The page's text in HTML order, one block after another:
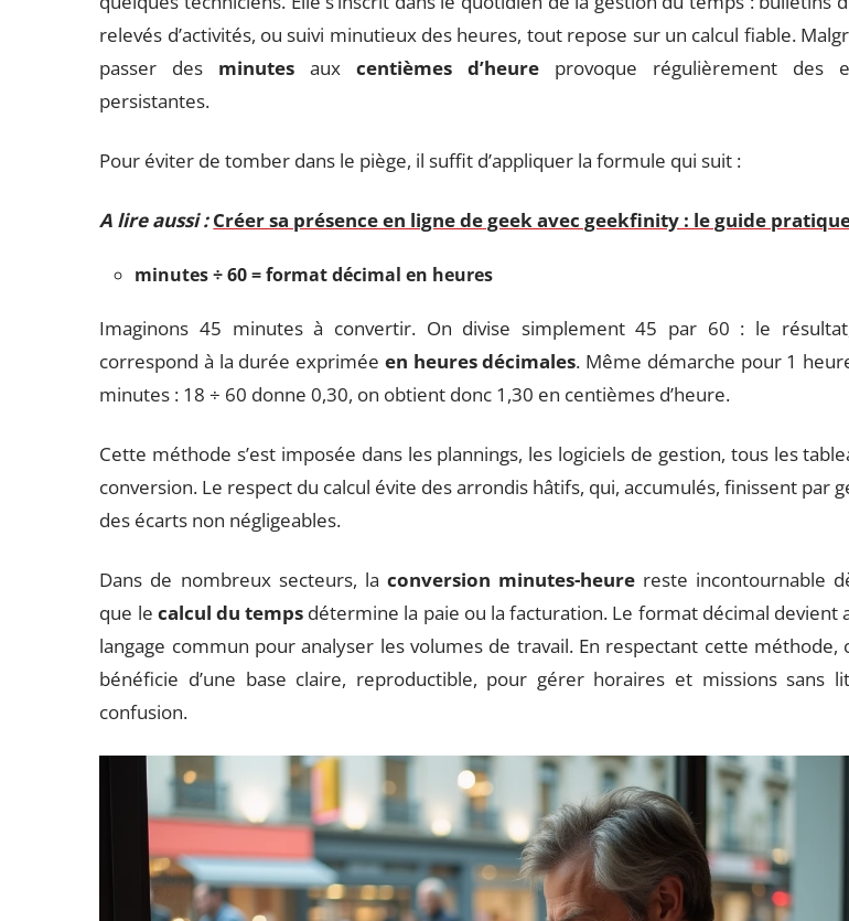
relevés d’activités, ou suivi minutieux des heures, tout repose sur un calcul fiable.
passer des minutes auxcentièmes d’heure provoque régulièrement des
persistantes.
Pour éviter de tomber dans le piège, il suffit d’appliquer la formule qui suit :
A lire aussi : Créer sa présence en ligne de geek avec geekfinity : le guide
minutes ÷ 60 = format décimal en heures
Imaginons 45 minutes à convertir. On divise simplement 45 par 60 : le
correspond à la durée exprimée en heures décimales. Même démarche pour 1
minutes : 18 ÷ 60 donne 0,30, on obtient donc 1,30 en centièmes d’heure.
Cette méthode s’est imposée dans les plannings, les logiciels de gestion, tous les
conversion. Le respect du calcul évite des arrondis hâtifs, qui, accumulés, finissent par
des écarts non négligeables.
Dans de nombreux secteurs, la conversion minutes-heurereste incontournable
que le calcul du temps détermine la paie ou la facturation. Le format décimal devient
langage commun pour analyser les volumes de travail. En respectant cette méthode,
bénéficie d’une base claire, reproductible, pour gérer horaires et missions sans
confusion.